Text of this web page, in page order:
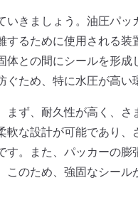
きましょう。油圧パ
るために使用される
との間にシールを形成
ため、特に水圧が高い
ず、耐久性が高く、さ
な設計が可能であり
。また、パッカーの膨
のため、強固なシー